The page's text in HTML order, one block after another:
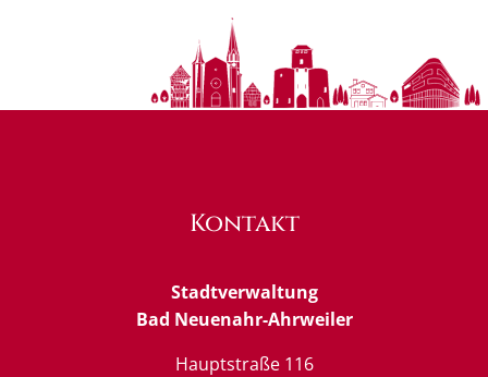
Kontakt
Stadtverwaltung
Bad Neuenahr-Ahrweiler
Hauptstraße 116